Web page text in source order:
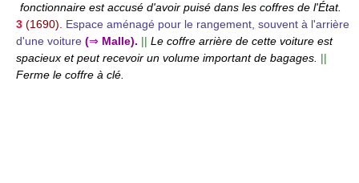
fonctionnaire est accusé d'avoir puisé dans les coffres de l'État.
3 (1690). Espace aménagé pour le rangement, souvent à l'arrière
d'une voiture (⇒ Malle). || Le coffre arrière de cette voiture est
spacieux et peut recevoir un volume important de bagages. ||
Ferme le coffre à clé.